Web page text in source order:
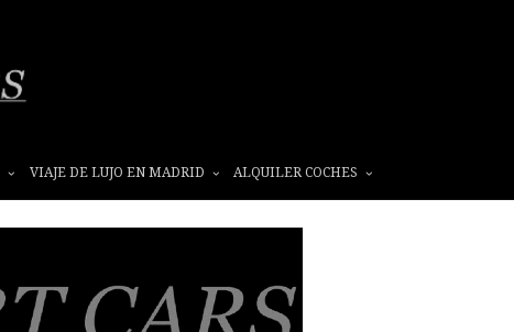
VIAJE DE LUJO EN MADRID ALQUILER COCHES